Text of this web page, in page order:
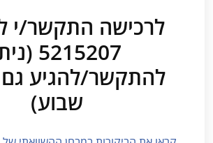
5215207
להתקשר/להגיע גם
שבוע)